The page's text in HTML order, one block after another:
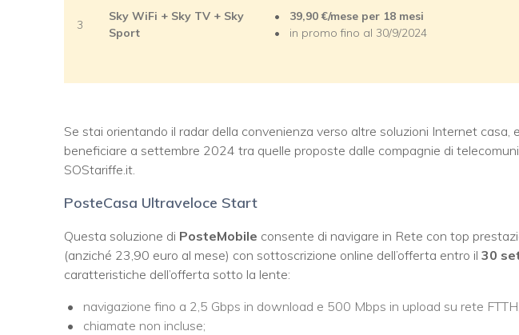
3
Sky WiFi + Sky TV + Sky
Sport
39,90 €/mese per 18 mesi
in promo fino al 30/9/2024
Se stai orientando il radar della convenienza verso altre soluzioni Internet casa,
beneficiare a settembre 2024 tra quelle proposte dalle compagnie di
SOStariffe.it.
PosteCasa Ultraveloce Start
Questa soluzione di PosteMobile consente di navigare in Rete con top
(anziché 23,90 euro al mese) con sottoscrizione online dell’offerta entro il 30
caratteristiche dell’offerta sotto la lente:
navigazione fino a 2,5 Gbps in download e 500 Mbps in upload su rete FTTH;
chiamate non incluse;